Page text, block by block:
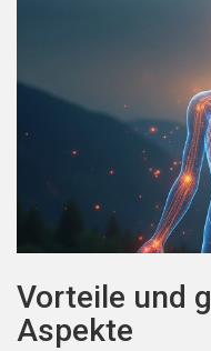
Vorteile und
Aspekte